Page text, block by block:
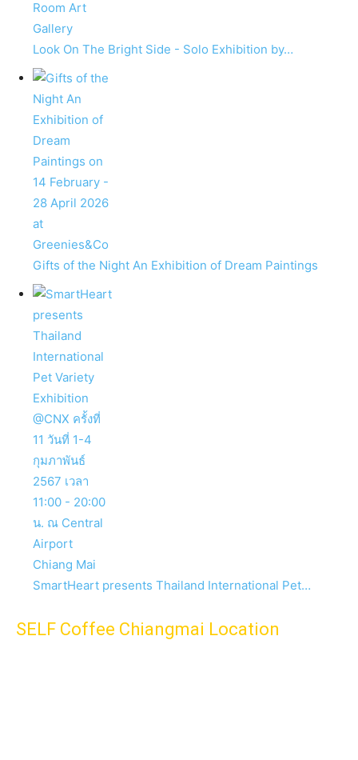
Look On The Bright Side - Solo Exhibition by…
Gifts of the Night An Exhibition of Dream Paintings
SmartHeart presents Thailand International Pet…
SELF Coffee Chiangmai Location